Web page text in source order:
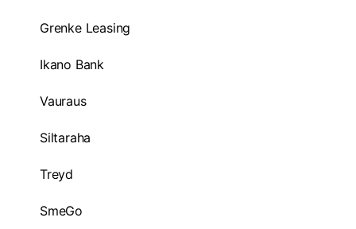
Grenke Leasing
Ikano Bank
Vauraus
Siltaraha
Treyd
SmeGo